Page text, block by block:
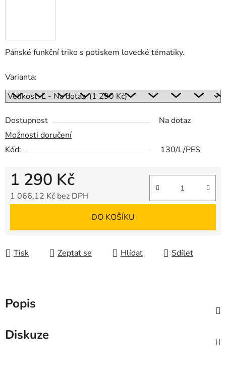
Pánské funkční triko s potiskem lovecké tématiky.
Varianta:
Dostupnost
Na dotaz
Možnosti doručení
Kód:
130/L/PES
1 290 Kč
1 066,12 Kč bez DPH
DO KOŠÍKU
Tisk Zeptat se Hlídat Sdílet
Popis
Diskuze